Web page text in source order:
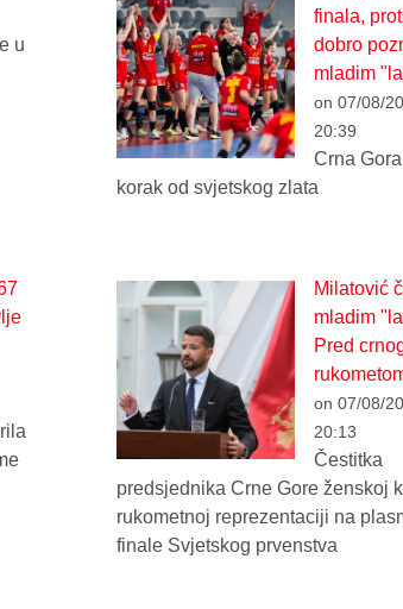
u
finala,
dobro
mladim
on 07/08/
20:39
Crna
korak od svjetskog zlata
Milatović
mladim
Pred
on 07/08/
20:13
Čestitka
predsjednika Crne Gore ženskoj
rukometnoj reprezentaciji na
finale Svjetskog prvenstva